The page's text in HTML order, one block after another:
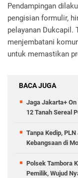
Pendampingan
pengisian formulir,
pelayanan Dukcapil.
menjembatani
untuk memastikan
BACA JUGA
Jaga Jakarta+ On
12 Tanah Sereal
Tanpa Kedip,
Kebangsaan di
Polsek Tambora
Pemilik, Wujud